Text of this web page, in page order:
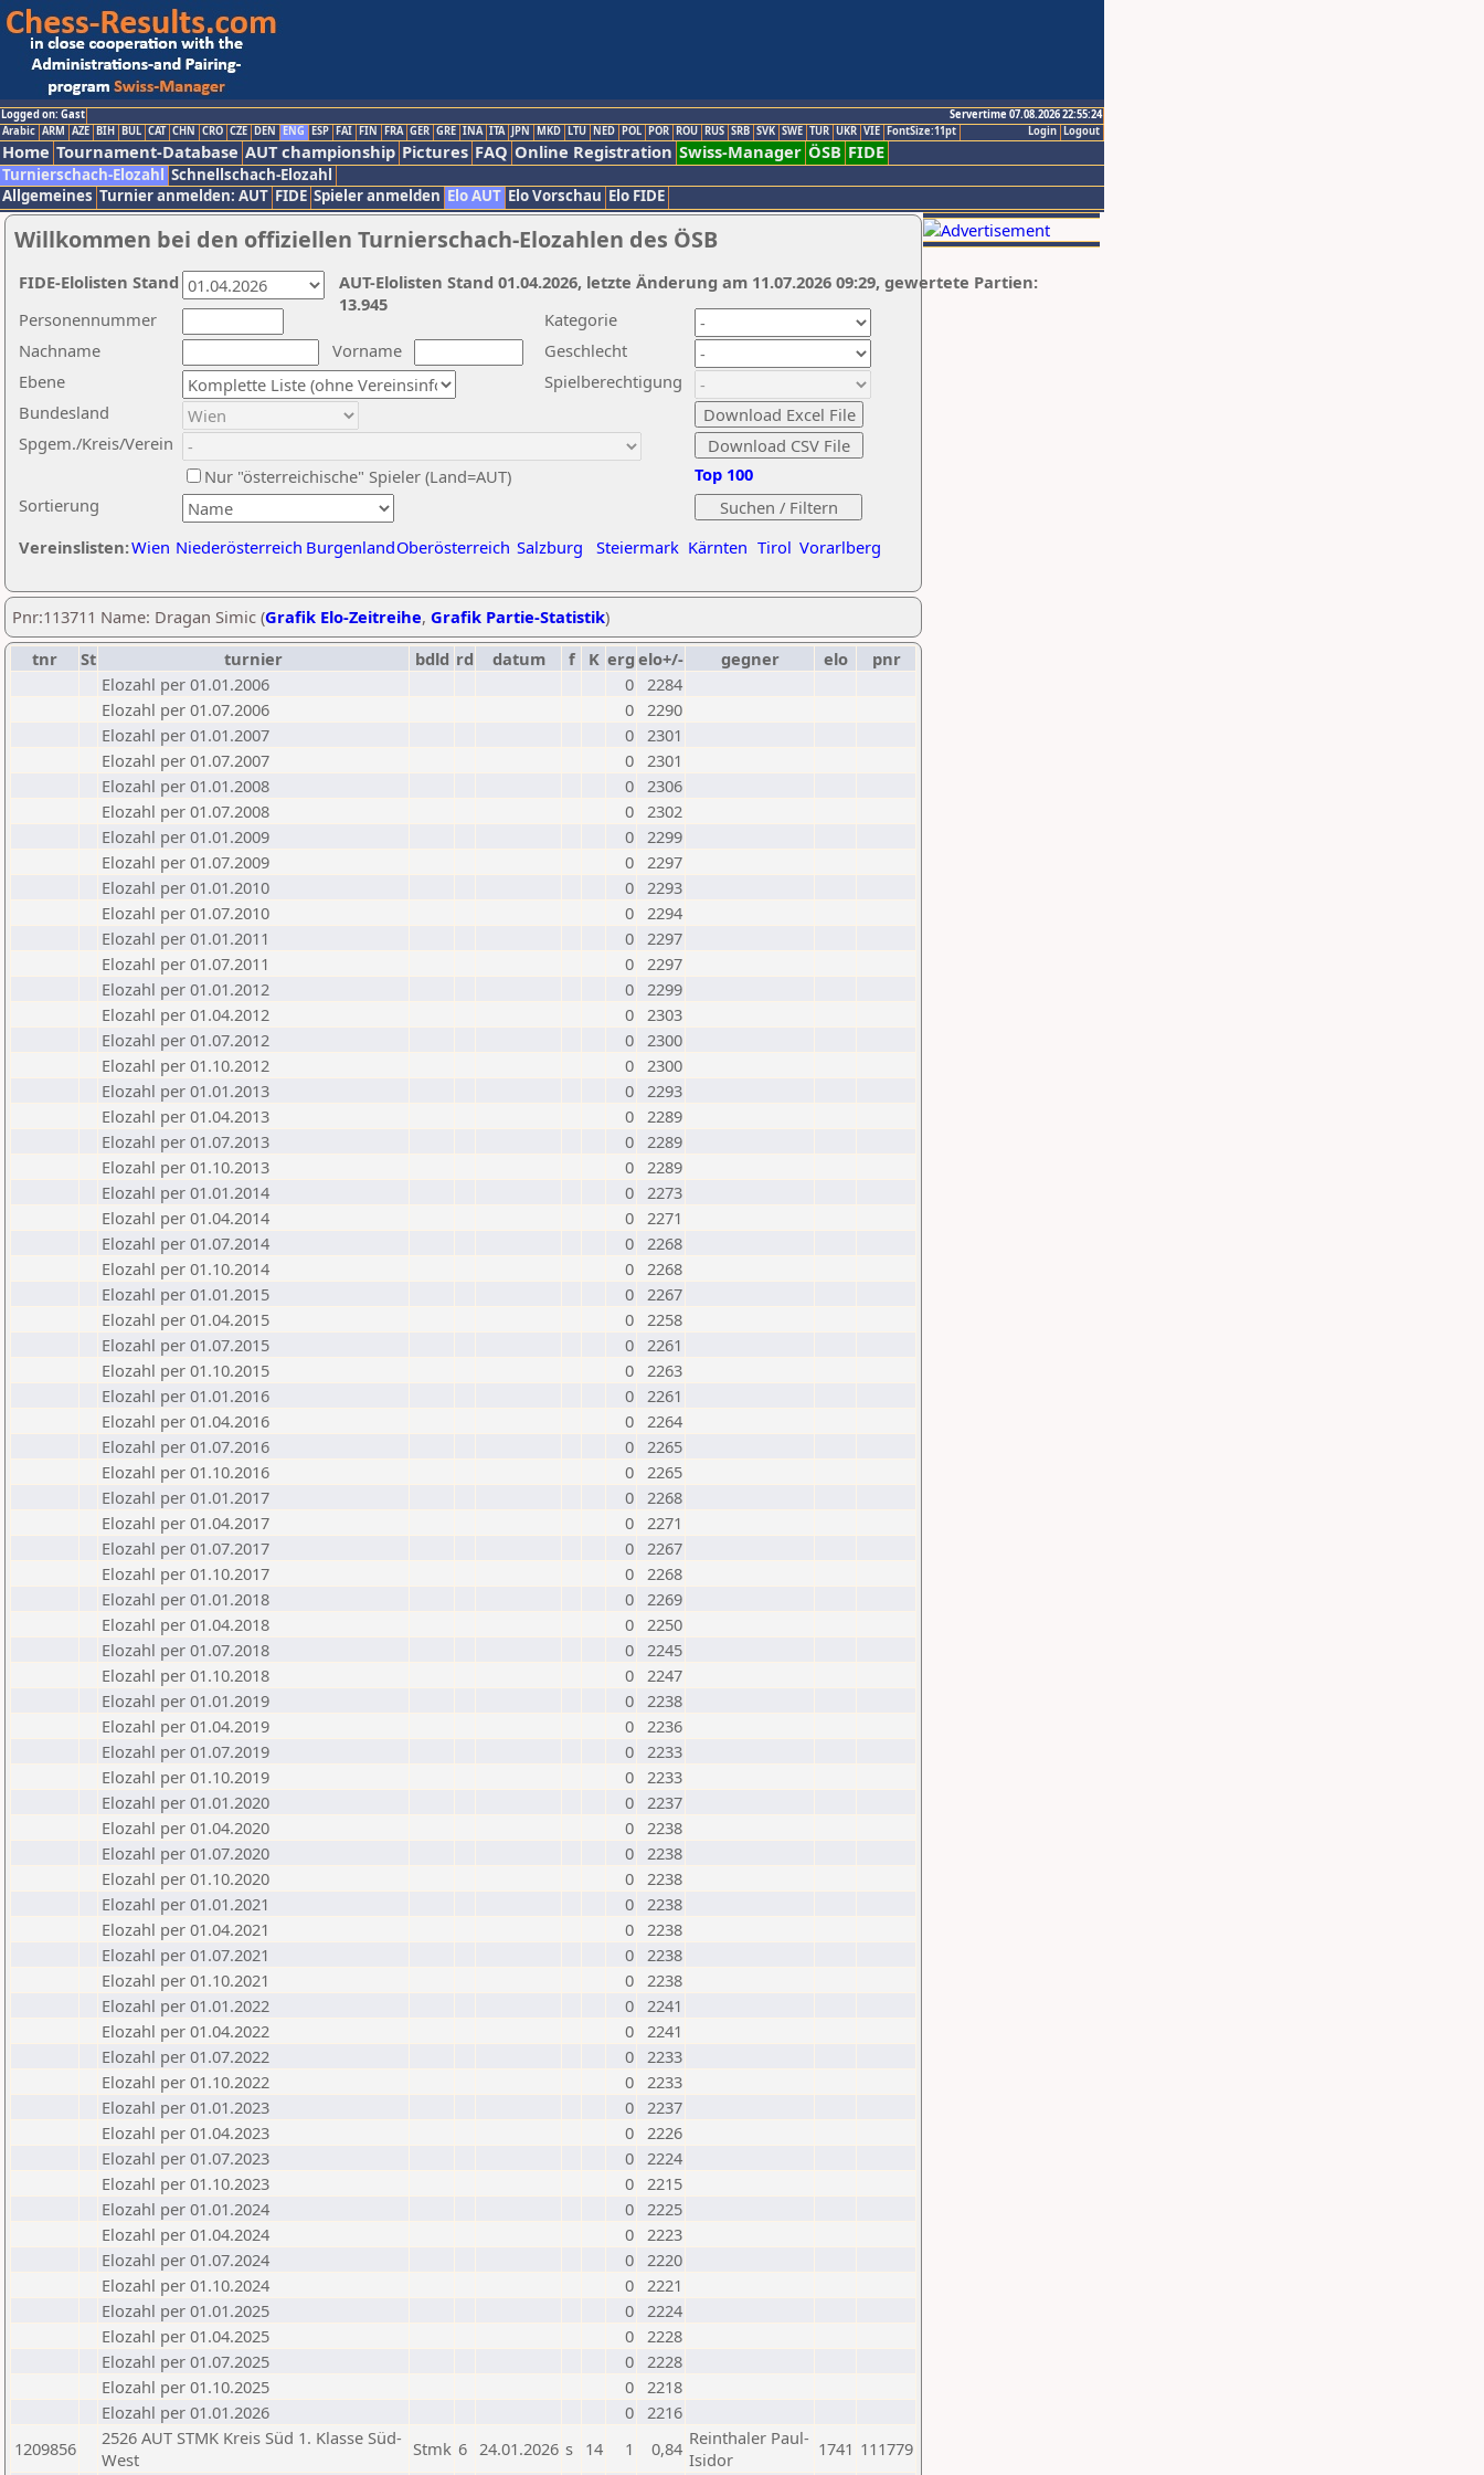
Logged on: Gast
Servertime 07.08.2026 22:55:24
Logout
Login
Arabic ARM AZE BIH BUL CAT CHN CRO CZE DEN ENG ESP FAI FIN FRA GER GRE INA ITA JPN MKD LTU NED POL POR ROU RUS SRB SVK SWE TUR UKR VIE FontSize:11pt
Home Tournament-Database AUT championship Pictures FAQ Online Registration Swiss-Manager ÖSB FIDE
Turnierschach-Elozahl Schnellschach-Elozahl
Allgemeines Turnier anmelden: AUT FIDE Spieler anmelden Elo AUT Elo Vorschau Elo FIDE
Willkommen bei den offiziellen Turnierschach-Elozahlen des ÖSB
Nachname
Vorname
Ebene
Kategorie
Sortierung
Personennummer
Bundesland
Spgem./Kreis/Verein
Geschlecht
Nur "österreichische" Spieler (Land=AUT)
Spielberechtigung
Vereinslisten:Wien Niederösterreich BurgenlandOberösterreich Salzburg Steiermark Kärnten Tirol Vorarlberg
Top 100
AUT-Elolisten Stand 01.04.2026, letzte Änderung am 11.07.2026 09:29, gewertete Partien:
13.945
FIDE-Elolisten Stand
Pnr:113711 Name: Dragan Simic (Grafik Elo-Zeitreihe, Grafik Partie-Statistik)
tnr
St turnier bdld rd datum f K erg elo+/- gegner elo
pnr
Elozahl per 01.01.2006
0 2284
Elozahl per 01.07.2006
0 2290
Elozahl per 01.01.2007
0 2301
Elozahl per 01.07.2007
0 2301
Elozahl per 01.01.2008
0 2306
Elozahl per 01.07.2008
0 2302
Elozahl per 01.01.2009
0 2299
Elozahl per 01.07.2009
0 2297
Elozahl per 01.01.2010
0 2293
Elozahl per 01.07.2010
0 2294
Elozahl per 01.01.2011
0 2297
Elozahl per 01.07.2011
0 2297
Elozahl per 01.01.2012
0 2299
Elozahl per 01.04.2012
0 2303
Elozahl per 01.07.2012
0 2300
Elozahl per 01.10.2012
0 2300
Elozahl per 01.01.2013
0 2293
Elozahl per 01.04.2013
0 2289
Elozahl per 01.07.2013
0 2289
Elozahl per 01.10.2013
0 2289
Elozahl per 01.01.2014
0 2273
Elozahl per 01.04.2014
0 2271
Elozahl per 01.07.2014
0 2268
Elozahl per 01.10.2014
0 2268
Elozahl per 01.01.2015
0 2267
Elozahl per 01.04.2015
0 2258
Elozahl per 01.07.2015
0 2261
Elozahl per 01.10.2015
0 2263
Elozahl per 01.01.2016
0 2261
Elozahl per 01.04.2016
0 2264
Elozahl per 01.07.2016
0 2265
Elozahl per 01.10.2016
0 2265
Elozahl per 01.01.2017
0 2268
Elozahl per 01.04.2017
0 2271
Elozahl per 01.07.2017
0 2267
Elozahl per 01.10.2017
0 2268
Elozahl per 01.01.2018
0 2269
Elozahl per 01.04.2018
0 2250
Elozahl per 01.07.2018
0 2245
Elozahl per 01.10.2018
0 2247
Elozahl per 01.01.2019
0 2238
Elozahl per 01.04.2019
0 2236
Elozahl per 01.07.2019
0 2233
Elozahl per 01.10.2019
0 2233
Elozahl per 01.01.2020
0 2237
Elozahl per 01.04.2020
0 2238
Elozahl per 01.07.2020
0 2238
Elozahl per 01.10.2020
0 2238
Elozahl per 01.01.2021
0 2238
Elozahl per 01.04.2021
0 2238
Elozahl per 01.07.2021
0 2238
Elozahl per 01.10.2021
0 2238
Elozahl per 01.01.2022
0 2241
Elozahl per 01.04.2022
0 2241
Elozahl per 01.07.2022
0 2233
Elozahl per 01.10.2022
0 2233
Elozahl per 01.01.2023
0 2237
Elozahl per 01.04.2023
0 2226
Elozahl per 01.07.2023
0 2224
Elozahl per 01.10.2023
0 2215
Elozahl per 01.01.2024
0 2225
Elozahl per 01.04.2024
0 2223
Elozahl per 01.07.2024
0 2220
Elozahl per 01.10.2024
0 2221
Elozahl per 01.01.2025
0 2224
Elozahl per 01.04.2025
0 2228
Elozahl per 01.07.2025
0 2228
Elozahl per 01.10.2025
0 2218
Elozahl per 01.01.2026
0 2216
1209856
2526 AUT STMK Kreis Süd 1. Klasse Süd-
West
Stmk 6 24.01.2026 s 14 1 0,84 Reinthaler Paul-
Isidor
1741 111779